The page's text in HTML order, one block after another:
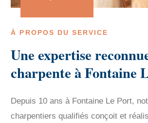
À PROPOS DU SERVICE
Une expertise
charpente à Fontaine
Depuis 10 ans à Fontaine Le Port,
charpentiers qualifiés conçoit et